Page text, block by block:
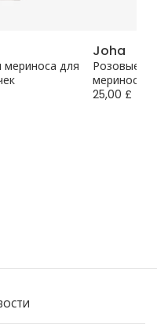
мериноса для
Joha
Розовые
мериноса
25,00 £